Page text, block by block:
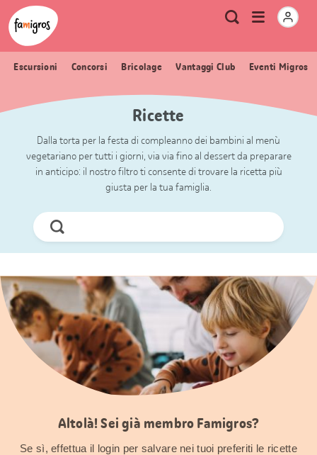
Navigazione
segnalibri
Header
Logo Metanavigazione
Ricerca
Apri
menu
Escursioni Concorsi Bricolage Vantaggi Club Eventi Migros
Ricette
Dalla torta per la festa di compleanno dei bambini al menù
vegetariano per tutti i giorni, via via fino al dessert da preparare
in anticipo: il nostro filtro ti consente di trovare la ricetta più
giusta per la tua famiglia.
Cerca
ora
Altolà! Sei già membro Famigros?
Se sì, effettua il login per salvare nei tuoi preferiti le ricette